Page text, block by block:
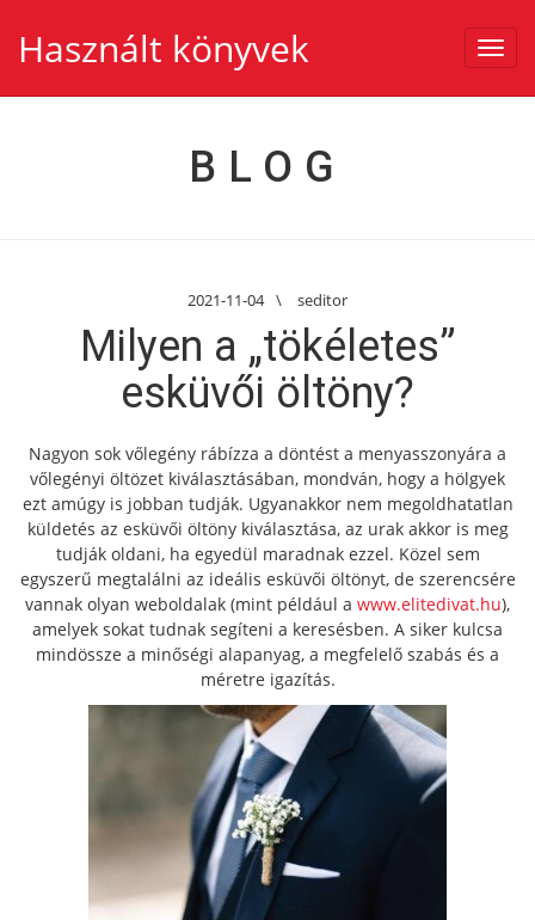
Használt könyvek
BLOG
2021-11-04 \ seditor
Milyen a „tökéletes”
esküvői öltöny?
Nagyon sok vőlegény rábízza a döntést a menyasszonyára a
vőlegényi öltözet kiválasztásában, mondván, hogy a hölgyek
ezt amúgy is jobban tudják. Ugyanakkor nem megoldhatatlan
küldetés az esküvői öltöny kiválasztása, az urak akkor is meg
tudják oldani, ha egyedül maradnak ezzel. Közel sem
egyszerű megtalálni az ideális esküvői öltönyt, de szerencsére
vannak olyan weboldalak (mint például a www.elitedivat.hu),
amelyek sokat tudnak segíteni a keresésben. A siker kulcsa
mindössze a minőségi alapanyag, a megfelelő szabás és a
méretre igazítás.